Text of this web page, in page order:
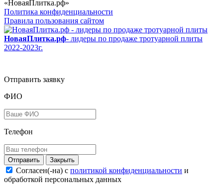
«НоваяПлитка.рф»
Политика конфиденциальности
Правила пользования сайтом
НоваяПлитка.рф- лидеры по продаже тротуарной плиты
2022-2023г.
Отправить заявку
ФИО
Телефон
Закрыть
Согласен(-на) c политикой конфиденциальности и
обработкой персональных данных